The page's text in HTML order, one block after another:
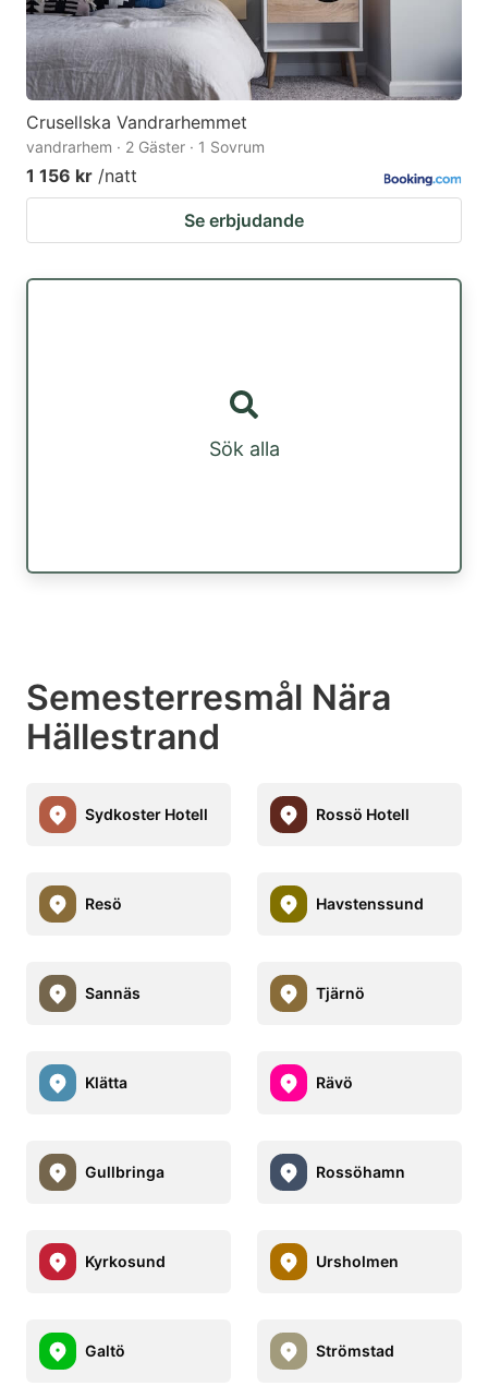
Crusellska Vandrarhemmet
vandrarhem · 2 Gäster · 1 Sovrum
1 156 kr /natt
Se erbjudande
Sök alla
Semesterresmål Nära
Hällestrand
Sydkoster Hotell Rossö Hotell
Resö Havstenssund
Sannäs Tjärnö
Klätta Rävö
Gullbringa Rossöhamn
Kyrkosund Ursholmen
Galtö Strömstad